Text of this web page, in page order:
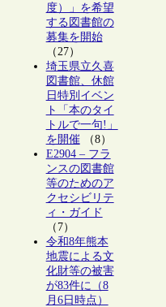
度）」を希望
する図書館の
募集を開始
（27）
埼玉県立久喜
図書館、休館
日特別イベン
ト「本のタイ
トルで一句!」
を開催（8）
E2904 – フラ
ンスの図書館
等のためのア
クセシビリテ
ィ・ガイド
（7）
令和8年熊本
地震による文
化財等の被害
が83件に（8
月6日時点）